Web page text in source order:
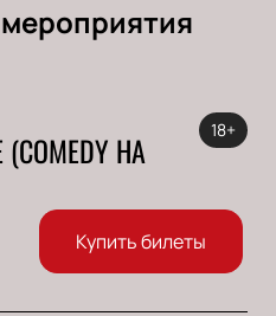
НА 18+
Купить билеты